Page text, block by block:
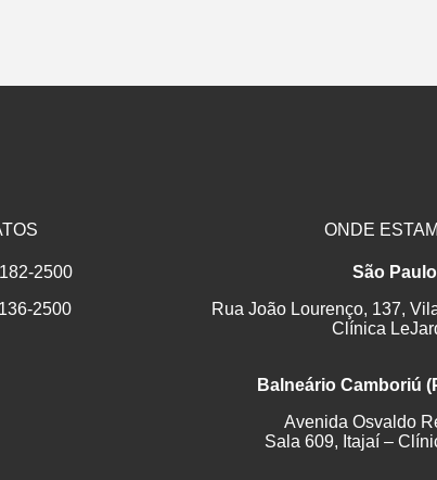
2500
2500
ONDE
São Paulo
Rua João Lourenço, 137,
Clínica
Balneário Camboriú
Avenida Osvaldo
Sala 609, Itajaí –